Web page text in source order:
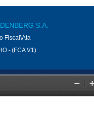
S.A.
Fiscal\Ata
- (FCA V1)